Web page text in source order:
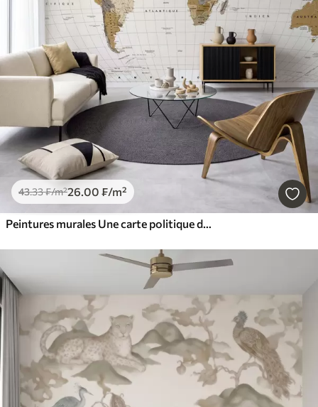
43.33₣/m²26.00 ₣/m²
Peintures murales Une carte politique du monde de couleur marron, avec des drapeaux en français